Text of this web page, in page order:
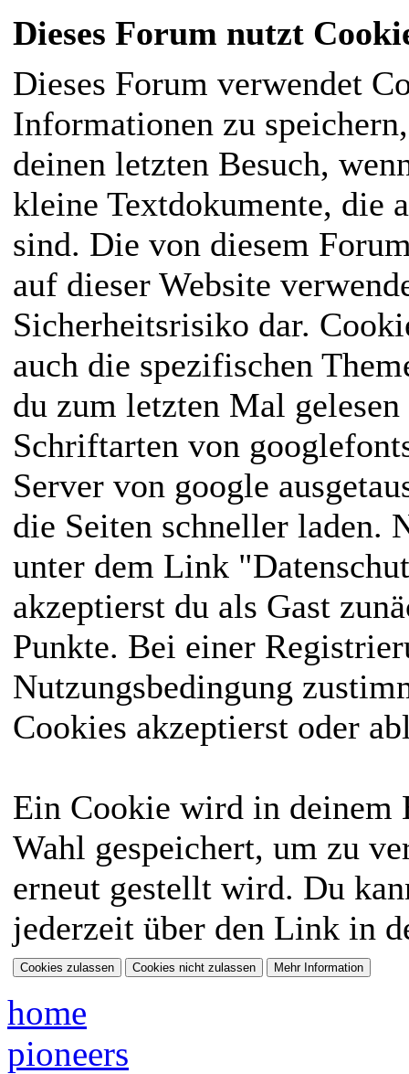
Dieses Forum nutzt
Dieses Forum verwendet
Informationen zu
deinen letzten Besuch,
kleine Textdokumente, die
sind. Die von diesem
auf dieser Website
Sicherheitsrisiko dar.
auch die spezifischen
du zum letzten Mal
Schriftarten von
Server von google
die Seiten schneller laden.
unter dem Link
akzeptierst du als Gast
Punkte. Bei einer
Nutzungsbedingung
Cookies akzeptierst oder
Ein Cookie wird in deinem
Wahl gespeichert, um zu
erneut gestellt wird. Du
jederzeit über den Link in
home
pioneers